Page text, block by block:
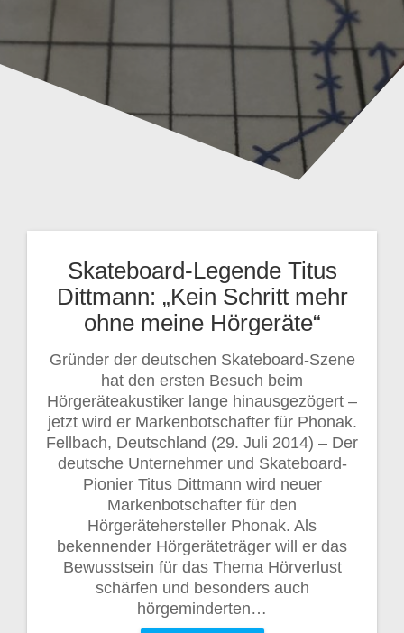
Skateboard-Legende Titus
Dittmann: „Kein Schritt mehr
ohne meine Hörgeräte“
Gründer der deutschen Skateboard-Szene
hat den ersten Besuch beim
Hörgeräteakustiker lange hinausgezögert –
jetzt wird er Markenbotschafter für Phonak.
Fellbach, Deutschland (29. Juli 2014) – Der
deutsche Unternehmer und Skateboard-
Pionier Titus Dittmann wird neuer
Markenbotschafter für den
Hörgerätehersteller Phonak. Als
bekennender Hörgeräteträger will er das
Bewusstsein für das Thema Hörverlust
schärfen und besonders auch
hörgeminderten…